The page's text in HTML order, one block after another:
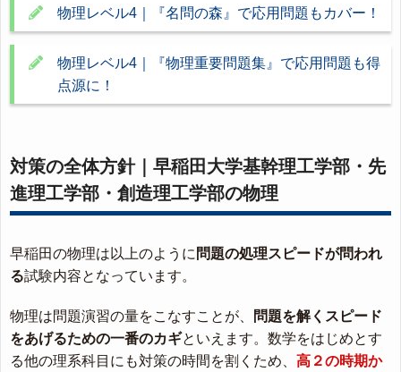
物理レベル4｜『名問の森』で応用問題もカバー！
物理レベル4｜『物理重要問題集』で応用問題も得
点源に！
対策の全体方針｜早稲田大学基幹理工学部・先
進理工学部・創造理工学部の物理
早稲田の物理は以上のように 問題の処理スピードが問われ
る試験内容となっています。
物理は問題演習の量をこなすことが、
問題を解くスピード
をあげるための一番のカギといえます。数学をはじめとす
る他の理系科目にも対策の時間を割くため、 高２の時期か